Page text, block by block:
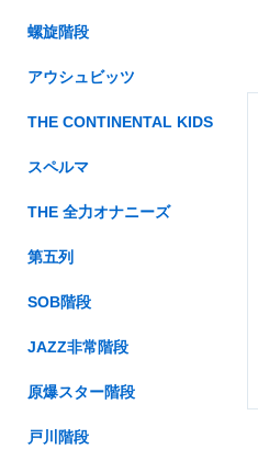
螺旋階段
アウシュビッツ
THE CONTINENTAL KIDS
スペルマ
THE 全力オナニーズ
第五列
SOB階段
JAZZ非常階段
原爆スター階段
戸川階段